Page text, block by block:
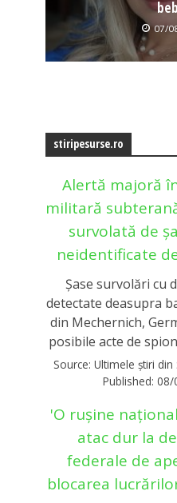
07/
stiripesurse.ro
Alertă majoră
militară
survolată de
neidentificate
Şase survolări cu
detectate deasupra
din Mechernich,
posibile acte de
Source: Ultimele știri din
Published: 08/
'O rușine
atac dur la
federale de
blocarea